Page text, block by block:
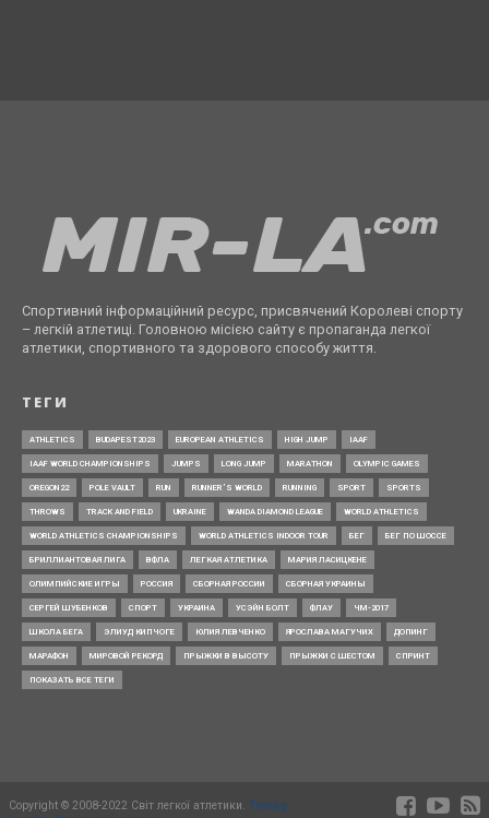
Спортивний інформаційний ресурс, присвячений Королеві спорту
– легкій атлетиці. Головною місією сайту є пропаганда легкої
атлетики, спортивного та здорового способу життя.
ТЕГИ
ATHLETICS BUDAPEST2023 EUROPEAN ATHLETICS HIGH JUMP IAAF
IAAF WORLD CHAMPIONSHIPS JUMPS LONG JUMP MARATHON OLYMPIC GAMES
OREGON22 POLE VAULT RUN RUNNER’S WORLD RUNNING SPORT SPORTS
THROWS TRACK AND FIELD UKRAINE WANDA DIAMOND LEAGUE WORLD ATHLETICS
WORLD ATHLETICS CHAMPIONSHIPS WORLD ATHLETICS INDOOR TOUR БЕГ БЕГ ПО ШОССЕ
БРИЛЛИАНТОВАЯ ЛИГА ВФЛА ЛЕГКАЯ АТЛЕТИКА МАРИЯ ЛАСИЦКЕНЕ
ОЛИМПИЙСКИЕ ИГРЫ РОССИЯ СБОРНАЯ РОССИИ СБОРНАЯ УКРАИНЫ
СЕРГЕЙ ШУБЕНКОВ СПОРТ УКРАИНА УСЭЙН БОЛТ ФЛАУ ЧМ-2017
ШКОЛА БЕГА ЭЛИУД КИПЧОГЕ ЮЛИЯ ЛЕВЧЕНКО ЯРОСЛАВА МАГУЧИХ ДОПИНГ
МАРАФОН МИРОВОЙ РЕКОРД ПРЫЖКИ В ВЫСОТУ ПРЫЖКИ С ШЕСТОМ СПРИНТ
ПОКАЗАТЬ ВСЕ ТЕГИ
Copyright © 2008-2022 Світ легкої атлетики. Timing